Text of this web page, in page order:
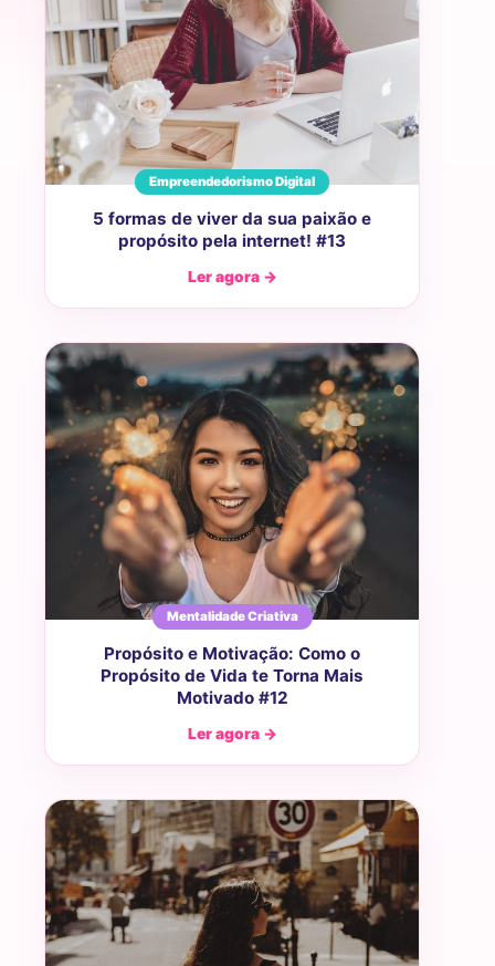
Empreendedorismo Digital
5 formas de viver da sua paixão e
propósito pela internet! #13
Ler agora →
Mentalidade Criativa
Propósito e Motivação: Como o
Propósito de Vida te Torna Mais
Motivado #12
Ler agora →